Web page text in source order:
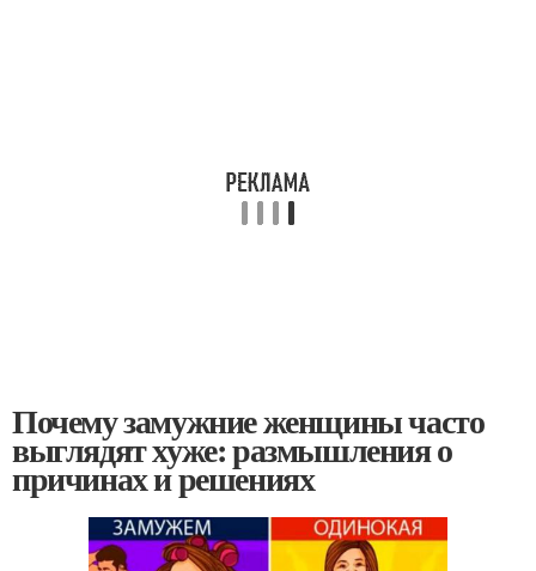
Почему замужние женщины часто
выглядят хуже: размышления о
причинах и решениях